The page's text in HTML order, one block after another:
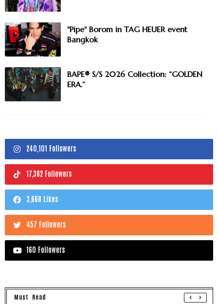
"Pipe" Borom in TAG HEUER event
Bangkok
BAPE® S/S 2026 Collection: “GOLDEN
ERA.”
240,101 Followers
17,382 Followers
3,668 Likes
457 Followers
160 Followers
Must Read